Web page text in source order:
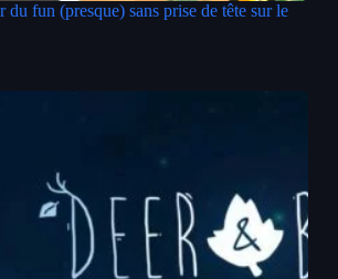
fun (presque) sans prise de tête sur le